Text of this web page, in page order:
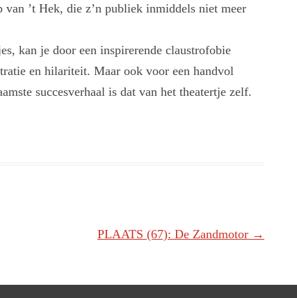
’t Hek, die z’n publiek inmiddels niet meer
kan je door een inspirerende claustrofobie
en hilariteit. Maar ook voor een handvol
succesverhaal is dat van het theatertje zelf.
PLAATS (67): De Zandmotor →